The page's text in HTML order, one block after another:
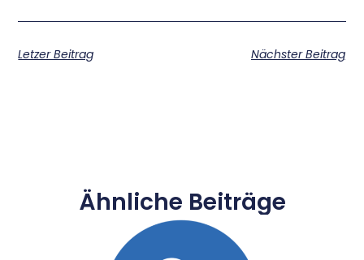
Letzer Beitrag Nächster Beitrag
Ähnliche Beiträge